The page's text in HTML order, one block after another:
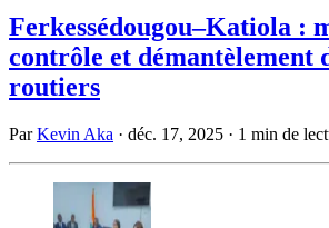
Ferkessédougou–Katiola :
contrôle et démantèlement
routiers
ParKevin Aka · déc. 17, 2025 · 1 min de